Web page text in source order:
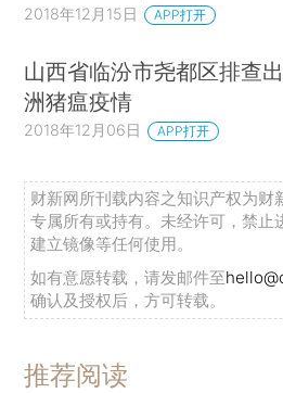
2018年12月15日 APP打开
山西省临汾市尧都区排查
洲猪瘟疫情
2018年12月06日 APP打开
财新网所刊载内容之知识产权为财
专属所有或持有。未经许可，禁止
建立镜像等任何使用。
如有意愿转载，请发邮件至
确认及授权后，方可转载。
推荐阅读